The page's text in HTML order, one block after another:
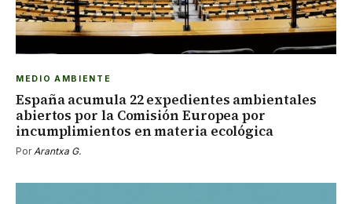
MEDIO AMBIENTE
España acumula 22 expedientes ambientales
abiertos por la Comisión Europea por
incumplimientos en materia ecológica
PorArantxa G.